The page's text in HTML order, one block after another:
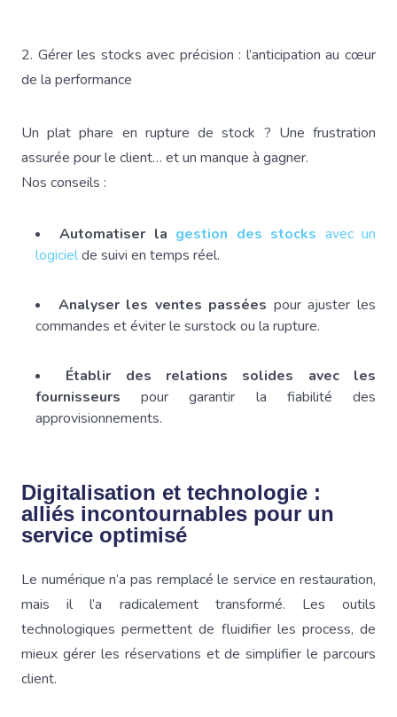
2. Gérer les stocks avec précision : l’anticipation au cœur
de la performance
Un plat phare en rupture de stock ? Une frustration
assurée pour le client… et un manque à gagner.
Nos conseils :
Automatiser la gestion des stocks avec un
logicielde suivi en temps réel.
Analyser les ventes passées pour ajuster les
commandes et éviter le surstock ou la rupture.
Établir des relations solides avec les
fournisseurs pour garantir la fiabilité des
approvisionnements.
Digitalisation et technologie :
alliés incontournables pour un
service optimisé
Le numérique n’a pas remplacé le service en restauration,
mais il l’a radicalement transformé. Les outils
technologiques permettent de fluidifier les process, de
mieux gérer les réservations et de simplifier le parcours
client.